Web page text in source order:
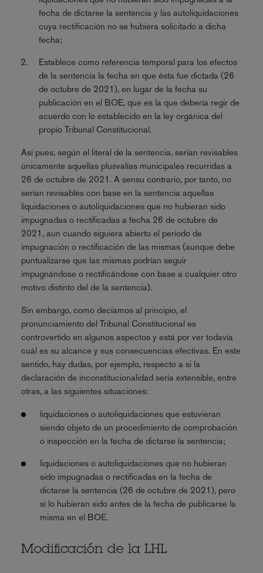
fecha de dictarse la sentencia y las autoliquidaciones
cuya rectificación no se hubiera solicitado a dicha
fecha;
Establece como referencia temporal para los efectos
de la sentencia la fecha en que ésta fue dictada (26
de octubre de 2021), en lugar de la fecha su
publicación en el BOE, que es la que debería regir de
acuerdo con lo establecido en la ley orgánica del
propio Tribunal Constitucional.
Así pues, según el literal de la sentencia, serían revisables
únicamente aquellas plusvalías municipales recurridas a
26 de octubre de 2021. A sensu contrario, por tanto, no
serían revisables con base en la sentencia aquellas
liquidaciones o autoliquidaciones que no hubieran sido
impugnadas o rectificadas a fecha 26 de octubre de
2021, aun cuando siguiera abierto el período de
impugnación o rectificación de las mismas (aunque debe
puntualizarse que las mismas podrían seguir
impugnándose o rectificándose con base a cualquier otro
motivo distinto del de la sentencia).
Sin embargo, como decíamos al principio, el
pronunciamiento del Tribunal Constitucional es
controvertido en algunos aspectos y está por ver todavía
cuál es su alcance y sus consecuencias efectivas. En este
sentido, hay dudas, por ejemplo, respecto a si la
declaración de inconstitucionalidad sería extensible, entre
otras, a las siguientes situaciones:
liquidaciones o autoliquidaciones que estuvieran
siendo objeto de un procedimiento de comprobación
o inspección en la fecha de dictarse la sentencia;
liquidaciones o autoliquidaciones que no hubieran
sido impugnadas o rectificadas en la fecha de
dictarse la sentencia (26 de octubre de 2021), pero
sí lo hubieran sido antes de la fecha de publicarse la
misma en el BOE.
Modificación de la LHL